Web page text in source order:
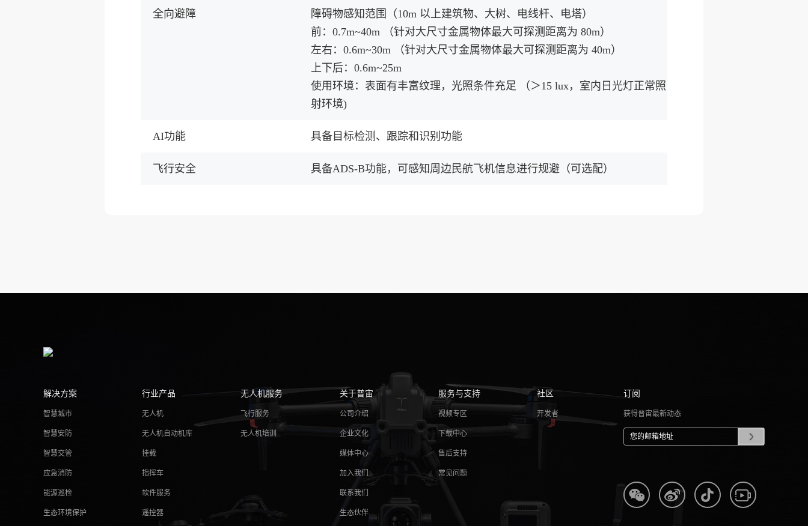
全向避障
障碍物感知范围（10m 以上建筑物、大树、电线杆、电塔）
前：0.7m~40m （针对大尺寸金属物体最大可探测距离为 80m）
左右：0.6m~30m （针对大尺寸金属物体最大可探测距离为 40m）
上下后：0.6m~25m
使用环境：表面有丰富纹理，光照条件充足 （＞15 lux，室内日光灯正常照
射环境)
AI功能 具备目标检测、跟踪和识别功能
飞行安全 具备ADS-B功能，可感知周边民航飞机信息进行规避（可选配）
解决方案
智慧城市
智慧安防
智慧交管
应急消防
能源巡检
生态环境保护
行业产品
无人机
无人机自动机库
挂载
指挥车
软件服务
遥控器
无人机服务
飞行服务
无人机培训
关于普宙
公司介绍
企业文化
媒体中心
加入我们
联系我们
生态伙伴
服务与支持
视频专区
下载中心
售后支持
常见问题
社区
开发者
订阅
获得普宙最新动态